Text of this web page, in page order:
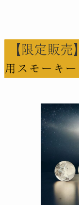
【限定販売
用スモーキ